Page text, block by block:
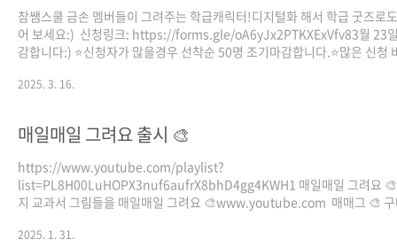
학교..
참쌤스쿨 금손 멤버들이 그려주는 학급캐릭터!디지털화 해서 학급 굿즈로
어 보세요:) 신청링크: https://forms.gle/oA6yJx2PTKXExVfv83월 23
감합니다:) ⭐️신청자가 많을경우 선착순 50명 조기마감합니다.⭐️많은 신청
2025. 3. 16.
매일매일 그려요 출시 🎨
https://www.youtube.com/playlist?
list=PL8H00LuHOPX3nuf6aufrX8bhD4gg4KWH1 매일매일 그려요
지 교과서 그림들을 매일매일 그려요 🎨www.youtube.com 매매그 🎨
infDispCtgNoGbCd=undefined&infDispCtgNo=
2025. 1. 31.